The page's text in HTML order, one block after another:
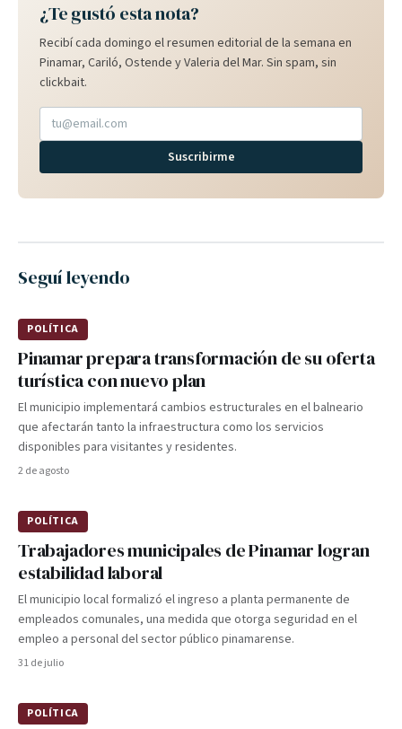
¿Te gustó esta nota?
Recibí cada domingo el resumen editorial de la semana en
Pinamar, Cariló, Ostende y Valeria del Mar. Sin spam, sin
clickbait.
Suscribirme
Seguí leyendo
POLÍTICA
Pinamar prepara transformación de su oferta
turística con nuevo plan
El municipio implementará cambios estructurales en el balneario
que afectarán tanto la infraestructura como los servicios
disponibles para visitantes y residentes.
2 de agosto
POLÍTICA
Trabajadores municipales de Pinamar logran
estabilidad laboral
El municipio local formalizó el ingreso a planta permanente de
empleados comunales, una medida que otorga seguridad en el
empleo a personal del sector público pinamarense.
31 de julio
POLÍTICA